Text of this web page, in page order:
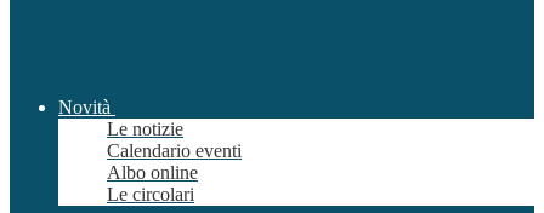
Novità
Le notizie
Calendario eventi
Albo online
Le circolari